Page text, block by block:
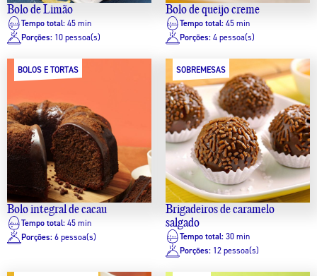
Bolo de Limão
Tempo total: 45 min
Porções: 10 pessoa(s)
Bolo de queijo creme
Tempo total: 45 min
Porções: 4 pessoa(s)
BOLOS E TORTAS
Bolo integral de cacau
Tempo total: 45 min
Porções: 6 pessoa(s)
SOBREMESAS
Brigadeiros de caramelo
salgado
Tempo total: 30 min
Porções: 12 pessoa(s)